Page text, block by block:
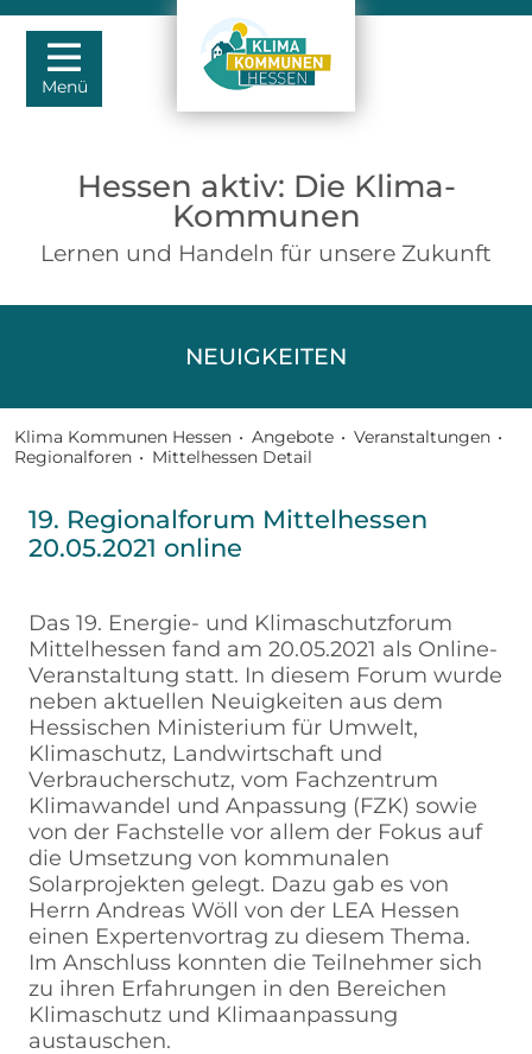
Menü
Hessen aktiv: Die Klima-
Kommunen
Lernen und Handeln für unsere Zukunft
NEUIGKEITEN
Klima Kommunen Hessen • Angebote • Veranstaltungen •
Regionalforen • Mittelhessen Detail
19. Regionalforum Mittelhessen
20.05.2021 online
Das 19. Energie- und Klimaschutzforum
Mittelhessen fand am 20.05.2021 als Online-
Veranstaltung statt. In diesem Forum wurde
neben aktuellen Neuigkeiten aus dem
Hessischen Ministerium für Umwelt,
Klimaschutz, Landwirtschaft und
Verbraucherschutz, vom Fachzentrum
Klimawandel und Anpassung (FZK) sowie
von der Fachstelle vor allem der Fokus auf
die Umsetzung von kommunalen
Solarprojekten gelegt. Dazu gab es von
Herrn Andreas Wöll von der LEA Hessen
einen Expertenvortrag zu diesem Thema.
Im Anschluss konnten die Teilnehmer sich
zu ihren Erfahrungen in den Bereichen
Klimaschutz und Klimaanpassung
austauschen.